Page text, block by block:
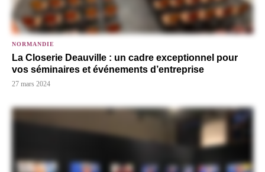
NORMANDIE
La Closerie Deauville : un cadre exceptionnel pour
vos séminaires et événements d’entreprise
27 mars 2024